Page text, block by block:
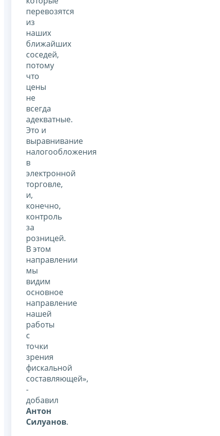
перевозятся
из
наших
ближайших
соседей,
потому
что
цены
не
всегда
адекватные.
Это и
выравнивание
налогообложения
в
электронной
торговле,
и,
конечно,
контроль
за
розницей.
В этом
направлении
мы
видим
основное
направление
нашей
работы
с
точки
зрения
фискальной
составляющей»,
-
добавил
Антон
Силуанов.